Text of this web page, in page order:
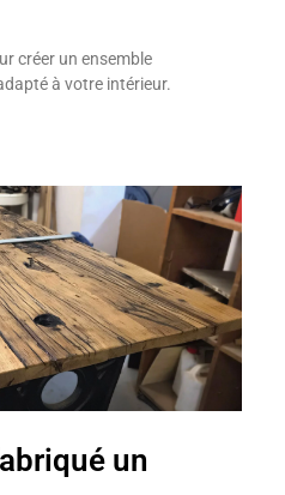
créer un ensemble
à votre intérieur.
un